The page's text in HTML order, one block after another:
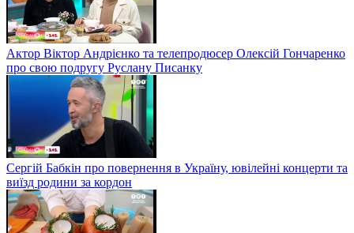
Актор Віктор Андрієнко та телепродюсер Олексій Гончаренко
про свою подругу Руслану Писанку
Сергій Бабкін про повернення в Україну, ювілейні концерти та
виїзд родини за кордон